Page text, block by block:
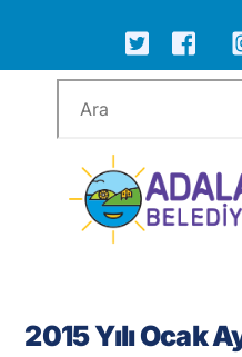
content
ICON
LABEL
ICON
LABEL
2015 Yılı Ocak